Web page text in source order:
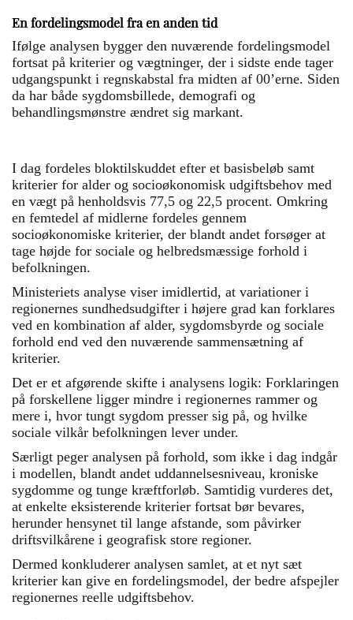
En fordelingsmodel fra en anden tid
Ifølge analysen bygger den nuværende fordelingsmodel
fortsat på kriterier og vægtninger, der i sidste ende tager
udgangspunkt i regnskabstal fra midten af 00’erne. Siden
da har både sygdomsbillede, demografi og
behandlingsmønstre ændret sig markant.
I dag fordeles bloktilskuddet efter et basisbeløb samt
kriterier for alder og socioøkonomisk udgiftsbehov med
en vægt på henholdsvis 77,5 og 22,5 procent. Omkring
en femtedel af midlerne fordeles gennem
socioøkonomiske kriterier, der blandt andet forsøger at
tage højde for sociale og helbredsmæssige forhold i
befolkningen.
Ministeriets analyse viser imidlertid, at variationer i
regionernes sundhedsudgifter i højere grad kan forklares
ved en kombination af alder, sygdomsbyrde og sociale
forhold end ved den nuværende sammensætning af
kriterier.
Det er et afgørende skifte i analysens logik: Forklaringen
på forskellene ligger mindre i regionernes rammer og
mere i, hvor tungt sygdom presser sig på, og hvilke
sociale vilkår befolkningen lever under.
Særligt peger analysen på forhold, som ikke i dag indgår
i modellen, blandt andet uddannelsesniveau, kroniske
sygdomme og tunge kræftforløb. Samtidig vurderes det,
at enkelte eksisterende kriterier fortsat bør bevares,
herunder hensynet til lange afstande, som påvirker
driftsvilkårene i geografisk store regioner.
Dermed konkluderer analysen samlet, at et nyt sæt
kriterier kan give en fordelingsmodel, der bedre afspejler
regionernes reelle udgiftsbehov.